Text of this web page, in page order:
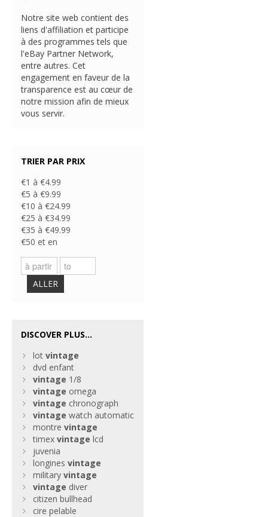
Notre site web contient des
liens d'affiliation et participe
à des programmes tels que
l'eBay Partner Network,
entre autres. Cet
engagement en faveur de la
transparence est au cœur de
notre mission afin de mieux
vous servir.
TRIER PAR PRIX
€1 à €4.99
€5 à €9.99
€10 à €24.99
€25 à €34.99
€35 à €49.99
€50 et en
ALLER
DISCOVER PLUS...
lot vintage
dvd enfant
vintage 1/8
vintage omega
vintage chronograph
vintage watch automatic
montre vintage
timex vintage lcd
juvenia
longines vintage
military vintage
vintage diver
citizen bullhead
cire pelable